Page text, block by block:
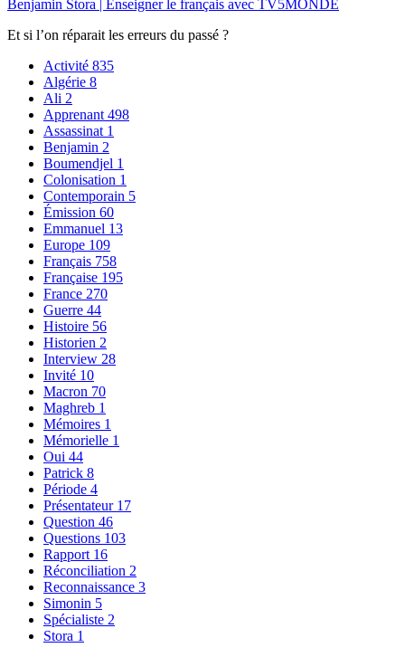
Benjamin Stora | Enseigner le français avec TV5MONDE
Et si l’on réparait les erreurs du passé ?
Activité 835
Algérie 8
Ali 2
Apprenant 498
Assassinat 1
Benjamin 2
Boumendjel 1
Colonisation 1
Contemporain 5
Émission 60
Emmanuel 13
Europe 109
Français 758
Française 195
France 270
Guerre 44
Histoire 56
Historien 2
Interview 28
Invité 10
Macron 70
Maghreb 1
Mémoires 1
Mémorielle 1
Oui 44
Patrick 8
Période 4
Présentateur 17
Question 46
Questions 103
Rapport 16
Réconciliation 2
Reconnaissance 3
Simonin 5
Spécialiste 2
Stora 1